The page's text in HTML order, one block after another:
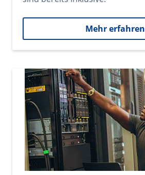
Mehr erfahren